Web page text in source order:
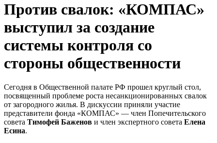
Против свалок: «КОМПАС»
выступил за создание
системы контроля со
стороны общественности
Сегодня в Общественной палате РФ прошел круглый стол,
посвященный проблеме роста несанкционированных свалок
от загородного жилья. В дискуссии приняли участие
представители фонда «КОМПАС» — член Попечительского
совета Тимофей Баженов и член экспертного совета Елена
Есина.